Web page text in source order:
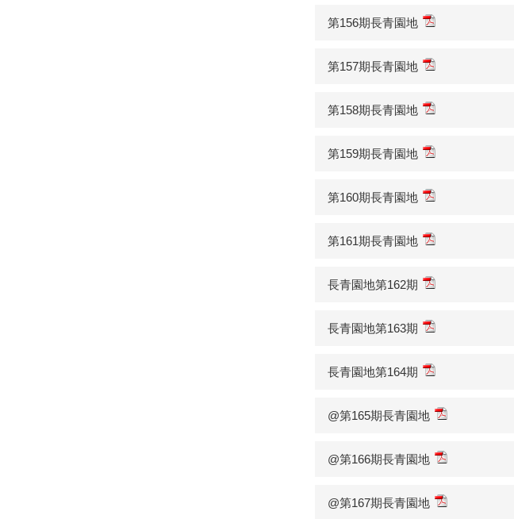
第156期長青園地
第157期長青園地
第158期長青園地
第159期長青園地
第160期長青園地
第161期長青園地
長青園地第162期
長青園地第163期
長青園地第164期
@第165期長青園地
@第166期長青園地
@第167期長青園地